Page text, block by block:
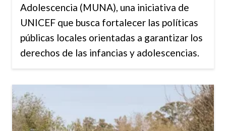
Adolescencia (MUNA), una iniciativa de
UNICEF que busca fortalecer las políticas
públicas locales orientadas a garantizar los
derechos de las infancias y adolescencias.